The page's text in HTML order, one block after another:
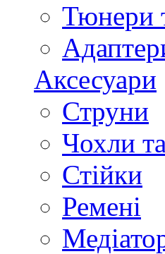
Тюнери
Аксесуари
Струни
Чохли
Стійки
Ремені